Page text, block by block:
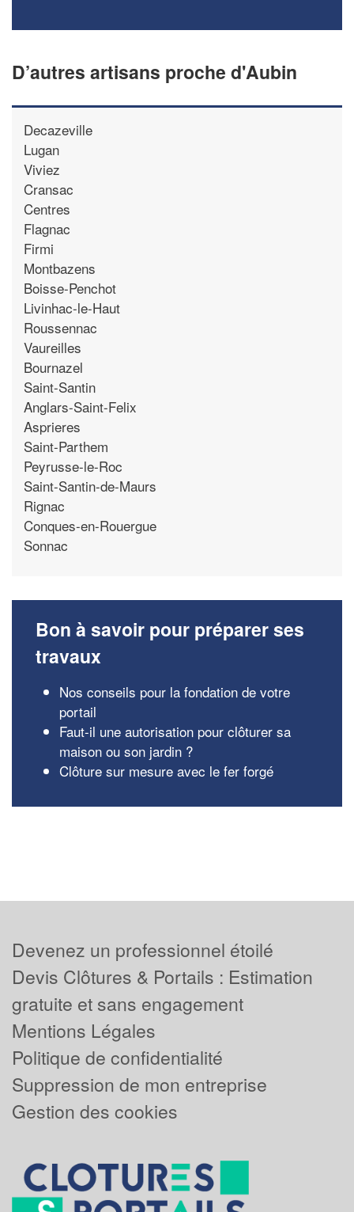
D’autres artisans proche d'Aubin
Decazeville
Lugan
Viviez
Cransac
Centres
Flagnac
Firmi
Montbazens
Boisse-Penchot
Livinhac-le-Haut
Roussennac
Vaureilles
Bournazel
Saint-Santin
Anglars-Saint-Felix
Asprieres
Saint-Parthem
Peyrusse-le-Roc
Saint-Santin-de-Maurs
Rignac
Conques-en-Rouergue
Sonnac
Bon à savoir pour préparer ses
travaux
Nos conseils pour la fondation de votre
portail
Faut-il une autorisation pour clôturer sa
maison ou son jardin ?
Clôture sur mesure avec le fer forgé
Devenez un professionnel étoilé
Devis Clôtures & Portails : Estimation
gratuite et sans engagement
Mentions Légales
Politique de confidentialité
Suppression de mon entreprise
Gestion des cookies